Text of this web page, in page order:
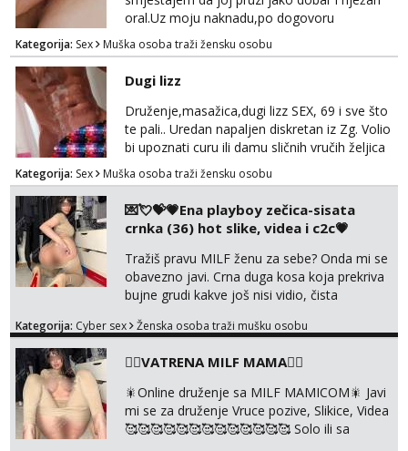
oral.Uz moju naknadu,po dogovoru
.Diskrecija osigurana.
Kategorija: Sex Muška osoba traži žensku osobu
Dugi lizz
Druženje,masažica,dugi lizz SEX, 69 i sve što
te pali.. Uredan napaljen diskretan iz Zg. Volio
bi upoznati curu ili damu sličnih vručih željica
za zajedničko ugodno i strastveno druženje.
Prostor imam, diskr max. A i mobilan 🚗 sam.
Kategorija: Sex Muška osoba traži žensku osobu
💌💘💝💗Ena playboy zečica-sisata
crnka (36) hot slike, videa i c2c💗
Tražiš pravu MILF ženu za sebe? Onda mi se
obavezno javi. Crna duga kosa koja prekriva
bujne grudi kakve još nisi vidio, čista
pričam. Prave pune usne koje će ti se urezati
Uvijek sam spremna za ONLOINE zabavu.
Volim vruće u porukama uz pokoju fotku.
Radim slikice i videa po tvojoj želji te imam
raznih mater...
Kategorija: Cyber sex Ženska osoba traži mušku osobu
❤️‍🔥VATRENA MILF MAMA❤️‍🔥
🎇Online druženje sa MILF MAMICOM🎇 Javi
mi se za druženje Vruce pozive, Slikice, Videa
🥰🥰🥰🥰🥰🥰🥰🥰🥰🥰🥰🥰🥰 Solo ili sa